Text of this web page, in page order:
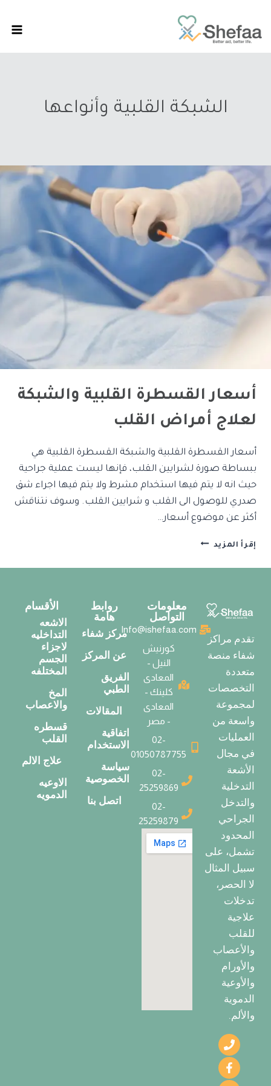
الشبكة القلبية وأنواعها
أسعار القسطرة القلبية والشبكة
لعلاج أمراض القلب
أسعار القسطرة القلبية والشبكة القسطرة القلبية هي
ببساطة صورة لشرايين القلب، فإنها ليست عملية جراحية
حيث انه لا يتم فيها استخدام مشرط ولا يتم فيها اجراء شق
صدري للوصول الى القلب و شرايين القلب. وسوف نتناقش
أكثر عن موضوع أسعار…
إقرأ المزيد
تقدم مراكز
شفاء منصة
متعددة
التخصصات
لمجموعة
واسعة من
العمليات
في مجال
الأشعة
التدخلية
والتدخل
الجراحي
المحدود
تشمل، على
سبيل المثال
لا الحصر،
تدخلات
علاجية
للقلب
والأعصاب
والأورام
والأوعية
الدموية
والألم.
روابط
هامة
مركز شفاء
عن المركز
الفريق
الطبي
المقالات
اتفاقية
الاستخدام
سياسة
الخصوصية
اتصل بنا
الأقسام
الاشعه
التداخليه
لاجزاء
الجسم
المختلفه
المخ
والاعصاب
قسطره
القلب
علاج الالم
الاوعيه
الدمويه
معلومات
التواصل
Info@ishefaa.com
كورنيش
النيل -
المعادى
كلينك -
المعادى
- مصر
02-
01050787755
02-
25259869
02-
25259879